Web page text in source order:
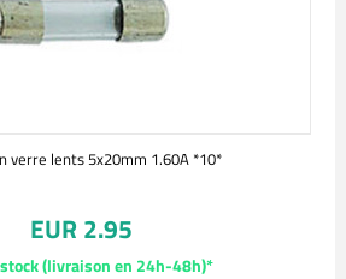
verre lents 5x20mm 1.60A *10*
EUR 2.95
(livraison en 24h-48h)*